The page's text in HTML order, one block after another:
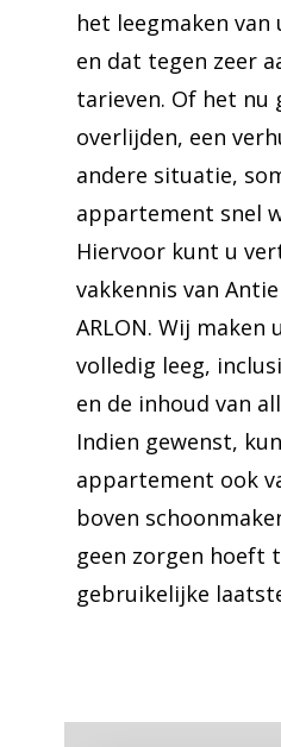
het leegmaken
en dat tegen zeer
tarieven. Of het nu
overlijden, een
andere situatie,
appartement snel
Hiervoor kunt u
vakkennis van
ARLON. Wij
volledig leeg,
en de inhoud van
Indien gewenst,
appartement ook
boven
geen zorgen hoeft
gebruikelijke